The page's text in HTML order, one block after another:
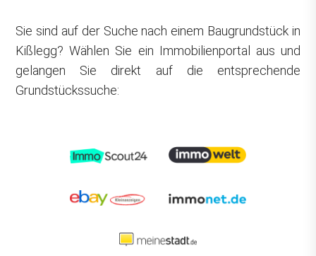
Sie sind auf der Suche nach einem Baugrundstück in
Kißlegg? Wählen Sie ein Immobilienportal aus und
gelangen Sie direkt auf die entsprechende
Grundstückssuche: